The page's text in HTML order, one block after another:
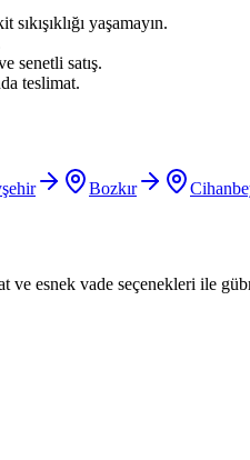
yaşamayın.
senetli satış.
teslimat.
Bozkır
esnek vade seçenekleri ile